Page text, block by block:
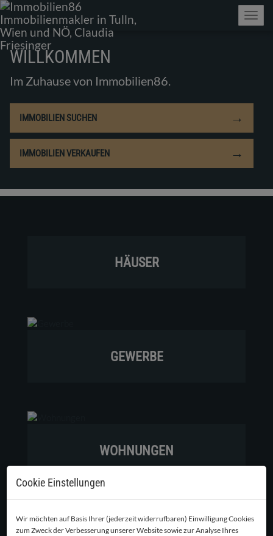
WILLKOMMEN
Im Zuhause von Immobilien86.
IMMOBILIEN SUCHEN →
IMMOBILIEN VERKAUFEN →
HÄUSER
GEWERBE
WOHNUNGEN
Cookie Einstellungen
Wir möchten auf Basis Ihrer (jederzeit widerrufbaren) Einwilligung Cookies
zum Zweck der Verbesserung unserer Website sowie zur Analyse Ihres